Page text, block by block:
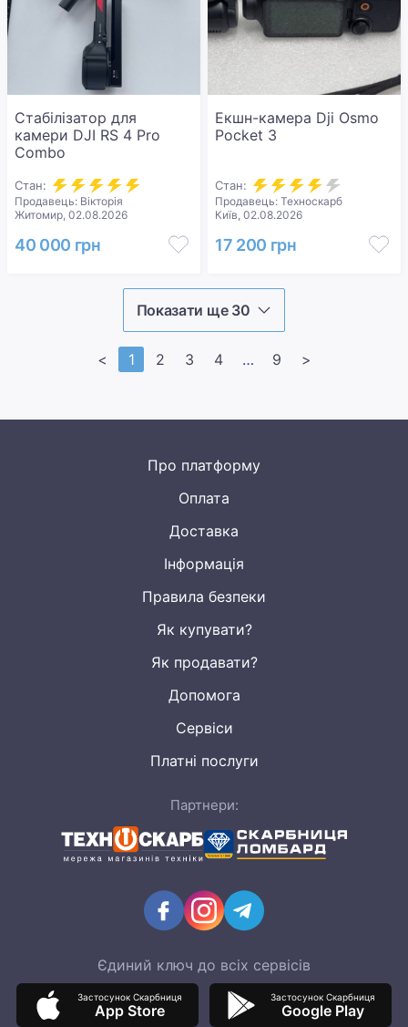
Стабілізатор для
камери DJI RS 4 Pro
Combo
Стан:
Продавець: Вікторія
Житомир, 02.08.2026
40 000 грн
Екшн-камера Dji Osmo
Pocket 3
Стан:
Продавець: Техноскарб
Київ, 02.08.2026
17 200 грн
Показати ще 30
< 1 2 3 4 >> 9 >
Про платформу
Оплата
Доставка
Інформація
Правила безпеки
Як купувати?
Як продавати?
Допомога
Сервіси
Платні послуги
Партнери:
Єдиний ключ до всіх сервісів
Застосунок Скарбниця
App Store
Застосунок Скарбниця
Google Play